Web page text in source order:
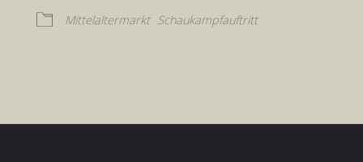
Mittelaltermarkt Schaukampfauftritt